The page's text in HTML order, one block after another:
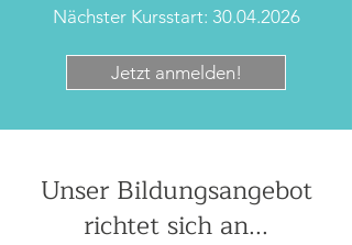
Nächster Kursstart: 30.04.2026
Jetzt anmelden!
Unser Bildungsangebot
richtet sich an...